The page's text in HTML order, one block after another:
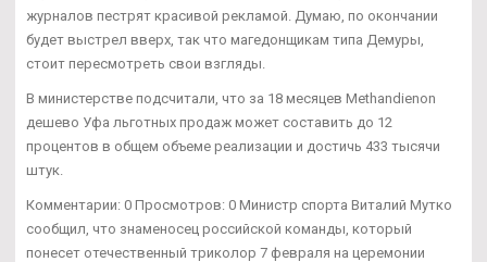
журналов пестрят красивой рекламой. Думаю, по окончании
будет выстрел вверх, так что магедонщикам типа Демуры,
стоит пересмотреть свои взгляды.
В министерстве подсчитали, что за 18 месяцев Methandienon
дешево Уфа льготных продаж может составить до 12
процентов в общем объеме реализации и достичь 433 тысячи
штук.
Комментарии: 0 Просмотров: 0 Министр спорта Виталий Мутко
сообщил, что знаменосец российской команды, который
понесет отечественный триколор 7 февраля на церемонии